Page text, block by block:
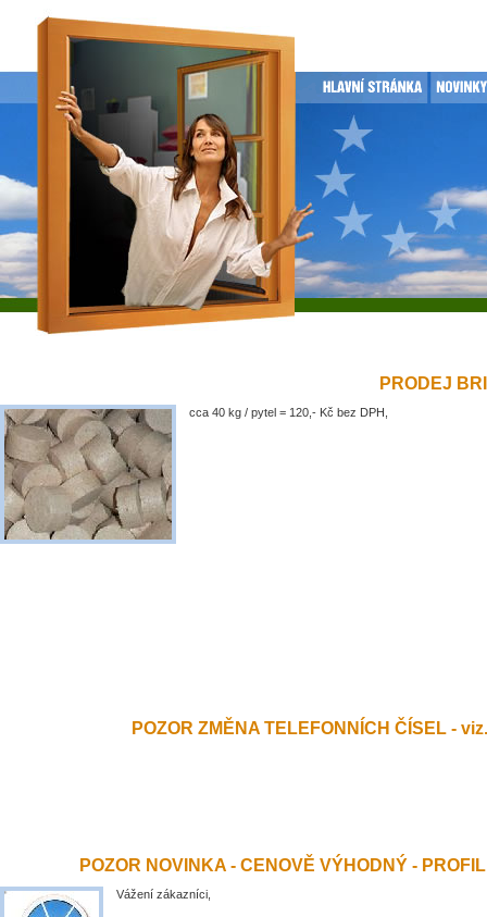
PRODEJ
cca 40 kg / pytel = 120,- Kč bez DPH,
POZOR ZMĚNA TELEFONNÍCH ČÍSEL -
POZOR NOVINKA - CENOVĚ VÝHODNÝ -
Vážení zákazníci,